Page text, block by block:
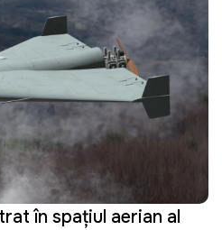
în spațiul aerian al